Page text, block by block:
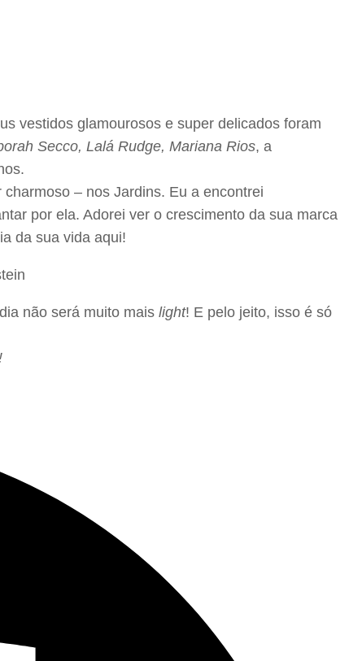
vestidos glamourosos e super delicados foram
Secco, Lalá Rudge, Mariana Rios, a
– nos Jardins. Eu a encontrei
por ela. Adorei ver o crescimento da sua marca
da sua vida aqui!
não será muito mais light! E pelo jeito, isso é só